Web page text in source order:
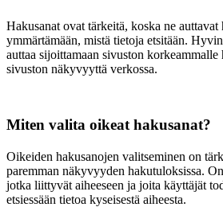
Hakusanat ovat tärkeitä, koska ne auttavat
ymmärtämään, mistä tietoja etsitään.
auttaa sijoittamaan sivuston korkeammalle
sivuston näkyvyyttä verkossa.
Miten valita oikeat hakusanat?
Oikeiden hakusanojen valitseminen on
paremman näkyvyyden hakutuloksissa.
jotka liittyvät aiheeseen ja joita käyttäjät
etsiessään tietoa kyseisestä aiheesta.